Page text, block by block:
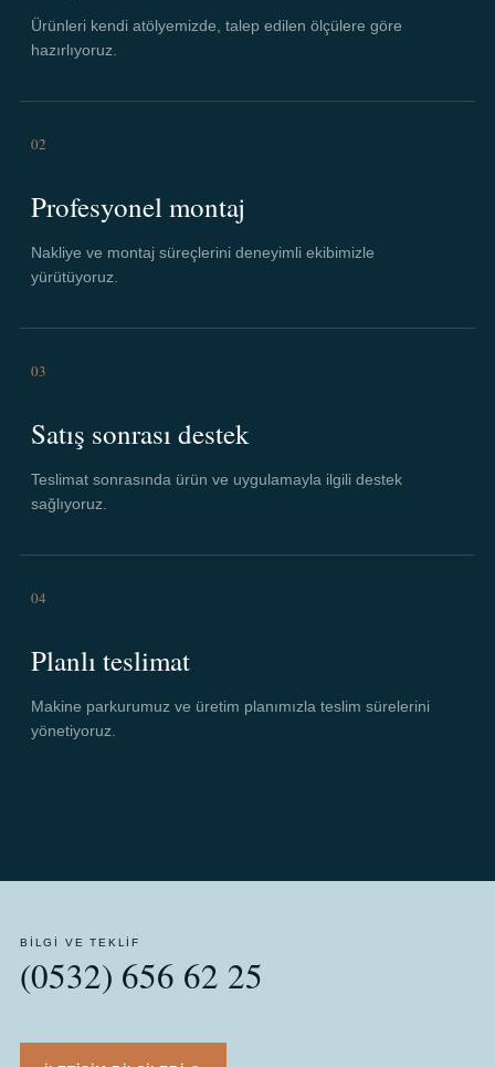
Ürünleri kendi atölyemizde, talep edilen ölçülere göre
hazırlıyoruz.
02
Profesyonel montaj
Nakliye ve montaj süreçlerini deneyimli ekibimizle
yürütüyoruz.
03
Satış sonrası destek
Teslimat sonrasında ürün ve uygulamayla ilgili destek
sağlıyoruz.
04
Planlı teslimat
Makine parkurumuz ve üretim planımızla teslim sürelerini
yönetiyoruz.
BILGI VE TEKLIF
(0532) 656 62 25